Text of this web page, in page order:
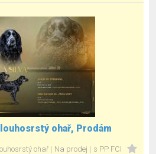
ohař, Prodám
ohař Na prodej s PP FCI